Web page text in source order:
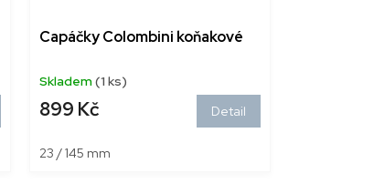
Capáčky Colombini koňakové
Skladem(1 ks)
899 Kč Detail
23 / 145 mm